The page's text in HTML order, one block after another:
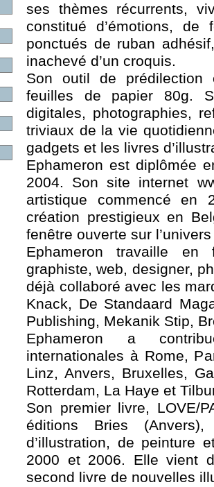
ses thèmes récurrents,
constitué d’émotions,
ponctués de ruban
inachevé d’un croquis.
Son outil de
feuilles de papier 80g.
digitales, photographies,
triviaux de la vie
gadgets et les livres
Ephameron est diplômée
2004. Son site internet
artistique commencé
création prestigieux en
fenêtre ouverte sur
Ephameron travaille en
graphiste, web, designer,
déjà collaboré avec les
Knack, De Standaard
Publishing, Mekanik Stip,
Ephameron a
internationales à Rome,
Linz, Anvers, Bruxelles,
Rotterdam, La Haye et
Son premier livre, LOVE/
éditions Bries
d’illustration, de peinture
2000 et 2006. Elle vient
second livre de nouvelles